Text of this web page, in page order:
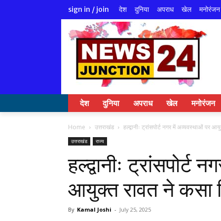
sign in / join देश दुनिया अपराध खेल मनोरंजन
देश दुनिया अपराध खेल मनोरंजन
Home उत्तराखंड हल्द्वानीः ट्रांसपोर्ट नगर में अव्यवस्थाओं पर
उत्तराखंड राज्य
हल्द्वानीः
आयुक्त रावत ने कसा
By Kamal Joshi - July 25, 2025